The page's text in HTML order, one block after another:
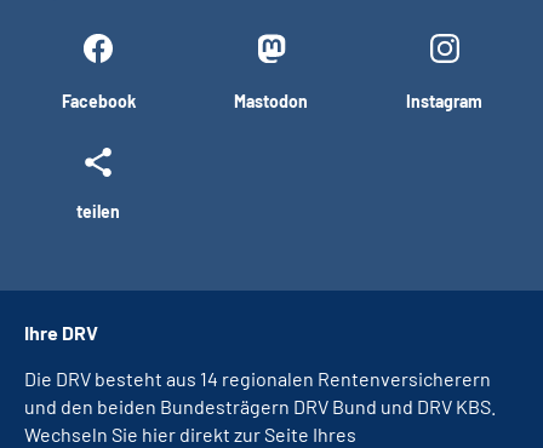
Facebook Mastodon Instagram
teilen
Ihre DRV
Die DRV besteht aus 14 regionalen Rentenversicherern
und den beiden Bundesträgern DRV Bund und DRV KBS.
Wechseln Sie hier direkt zur Seite Ihres